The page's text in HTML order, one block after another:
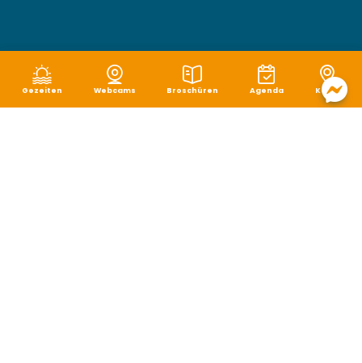
Gezeiten Webcams Broschüren Agenda Karte